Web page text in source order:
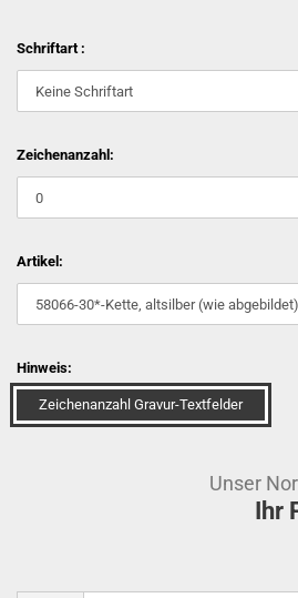
Schriftart :
Zeichenanzahl:
Artikel:
Hinweis:
Zeichenanzahl Gravur-Textfelder
Unser
Ihr